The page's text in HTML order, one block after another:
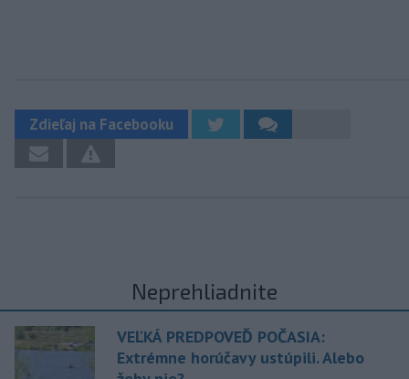
Zdieľaj na Facebooku
Neprehliadnite
VEĽKÁ PREDPOVEĎ POČASIA:
Extrémne horúčavy ustúpili. Alebo